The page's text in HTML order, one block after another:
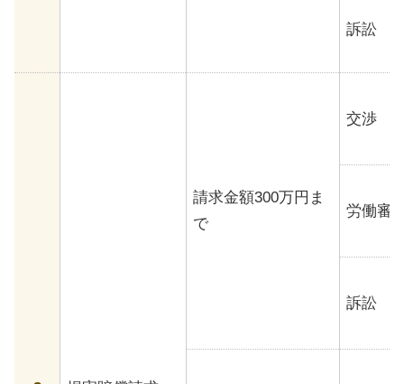
訴訟
請求金額300万円ま
で
交渉
労働審
訴訟